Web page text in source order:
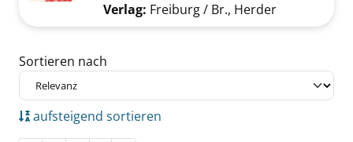
Verlag: Freiburg / Br., Herder
Zu den Suchfiltern springen
Sortieren nach
aufsteigend sortieren